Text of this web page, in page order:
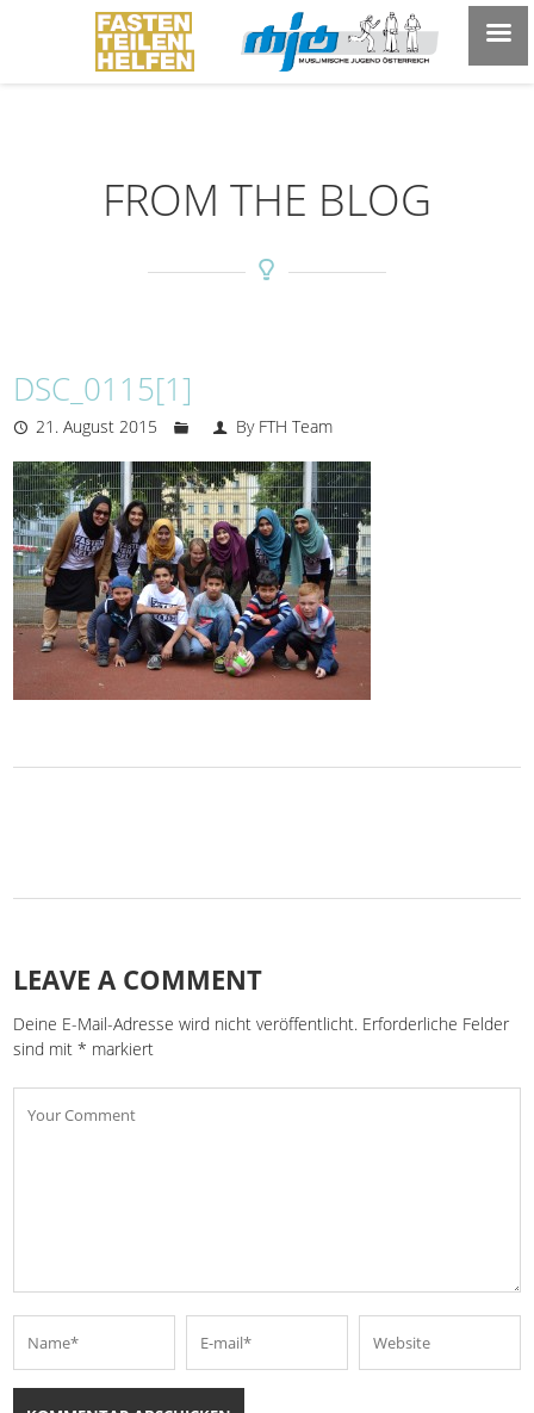
FROM THE BLOG
DSC_0115[1]
21. August 2015 By FTH Team
LEAVE A COMMENT
Deine E-Mail-Adresse wird nicht veröffentlicht. Erforderliche Felder
sind mit* markiert